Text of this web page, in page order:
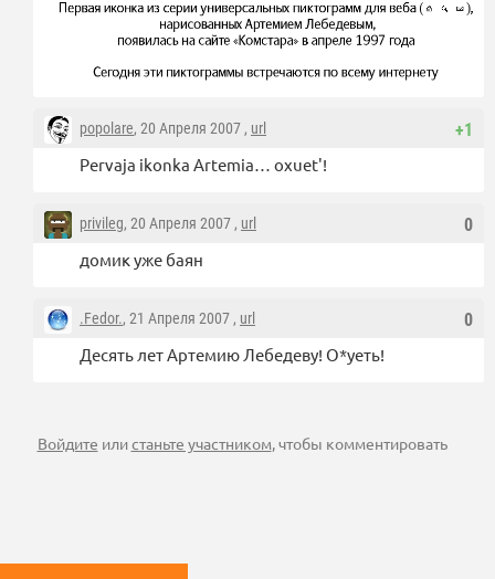
+1
popolare, 20 Апреля 2007 , url
Pervaja ikonka Artemia… oxuet'!
0
privileg, 20 Апреля 2007 , url
домик уже баян
0
.Fedor., 21 Апреля 2007 , url
Десять лет Артемию Лебедеву! О*уеть!
Войдите илистаньте участником, чтобы комментировать